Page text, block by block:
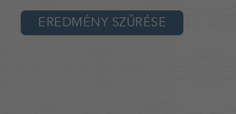
EREDMÉNY SZŰRÉSE